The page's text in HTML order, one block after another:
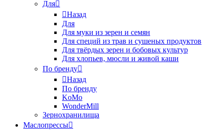
Для
Назад
Для
Для муки из зерен и семян
Для специй из трав и сушеных продуктов
Для твёрдых зерен и бобовых культур
Для хлопьев, мюсли и живой каши
По бренду
Назад
По бренду
KoMo
WonderMill
Зернохранилища
Маслопрессы